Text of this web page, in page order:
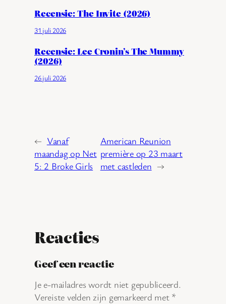
Recensie: The Invite (2026)
31 juli 2026
Recensie: Lee Cronin’s The Mummy
(2026)
26 juli 2026
← Vanaf
maandag op Net
5: 2 Broke Girls
American Reunion
première op 23 maart
met castleden →
Reacties
Geef een reactie
Je e-mailadres wordt niet gepubliceerd.
Vereiste velden zijn gemarkeerd met *